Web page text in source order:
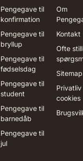
Pengegave til
konfirmation
Pengegave til
bryllup
Pengegave til
fødselsdag
Pengegave til
student
Pengegave til
barnedåb
Pengegave til
jul
Om
Kontakt
Ofte
Sitemap
cookies